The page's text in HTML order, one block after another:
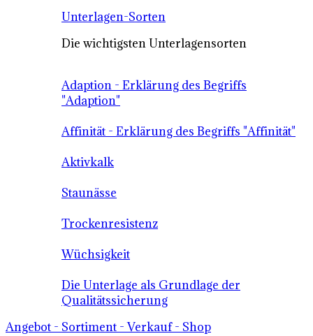
Unterlagen-Sorten
Die wichtigsten Unterlagensorten
Adaption - Erklärung des Begriffs
"Adaption"
Affinität - Erklärung des Begriffs "Affinität"
Aktivkalk
Staunässe
Trockenresistenz
Wüchsigkeit
Die Unterlage als Grundlage der
Qualitätssicherung
Angebot - Sortiment - Verkauf - Shop